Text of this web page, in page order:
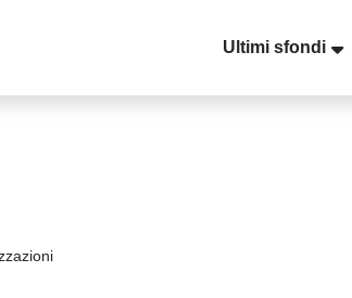
Ultimi sfondi